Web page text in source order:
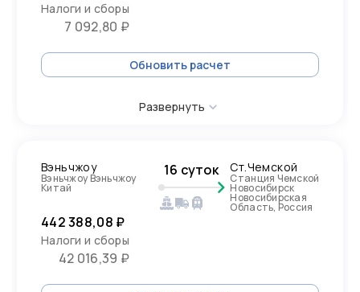
Налоги и сборы
7 092,80 ₽
Обновить расчет
Развернуть
Вэньчжоу
Вэньчжоу Вэньчжоу
Китай
16 суток Ст.Чемской
Станция Чемской
Новосибирск
Новосибирская
Область, Россия
442 388,08 ₽
Налоги и сборы
42 016,39 ₽